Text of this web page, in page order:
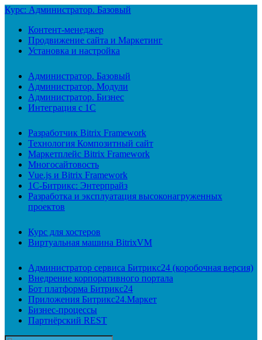
Курс: Администратор. Базовый
Контент-менеджер
Продвижение сайта и Маркетинг
Установка и настройка
Администратор. Базовый
Администратор. Модули
Администратор. Бизнес
Интеграция с 1С
Разработчик Bitrix Framework
Технология Композитный сайт
Маркетплейс Bitrix Framework
Многосайтовость
Vue.js и Bitrix Framework
1С-Битрикс: Энтерпрайз
Разработка и эксплуатация высоконагруженных
проектов
Курс для хостеров
Виртуальная машина BitrixVM
Администратор сервиса Битрикс24 (коробочная версия)
Внедрение корпоративного портала
Бот платформа Битрикс24
Приложения Битрикс24.Маркет
Бизнес-процессы
Партнёрский REST